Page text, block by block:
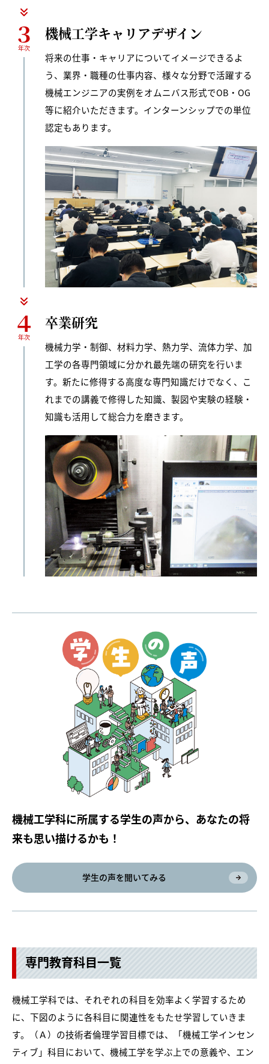
３
年次
機械工学キャリアデザイン
将来の仕事・キャリアについてイメージできるよ
う、業界・職種の仕事内容、様々な分野で活躍する
機械エンジニアの実例をオムニバス形式でOB・OG
等に紹介いただきます。インターンシップでの単位
認定もあります。
４
年次
卒業研究
機械力学・制御、材料力学、熱力学、流体力学、加
工学の各専門領域に分かれ最先端の研究を行いま
す。新たに修得する高度な専門知識だけでなく、こ
れまでの講義で修得した知識、製図や実験の経験・
知識も活用して総合力を磨きます。
機械工学科に所属する学生の声から、あなたの将
来も思い描けるかも！
学生の声を聞いてみる
専門教育科目一覧
機械工学科では、それぞれの科目を効率よく学習するため
に、下図のように各科目に関連性をもたせ学習していきま
す。（Ａ）の技術者倫理学習目標では、「機械工学インセン
ティブ」科目において、機械工学を学ぶ上での意義や、エン